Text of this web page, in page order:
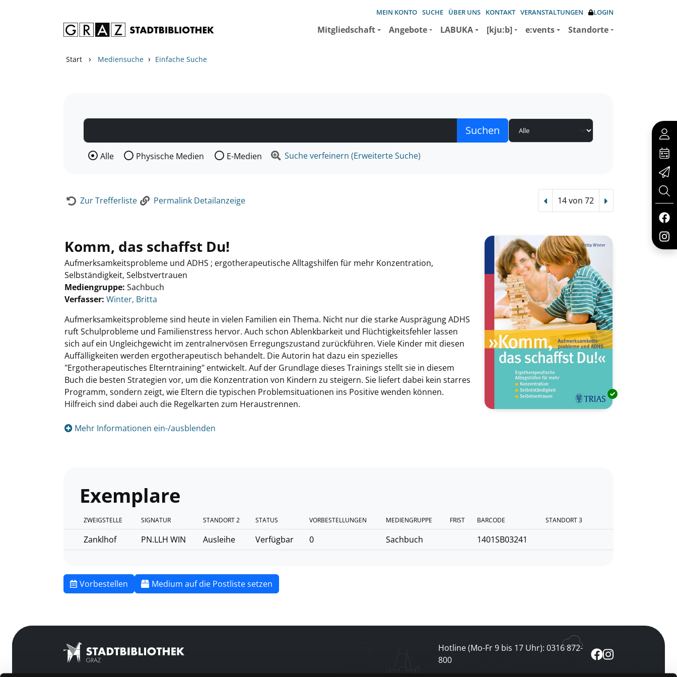
MEIN KONTO SUCHE ÜBER UNS KONTAKT VERANSTALTUNGEN LOGIN
Mitgliedschaft Angebote LABUKA [kju:b] e:vents Standorte
Start › Mediensuche › Einfache Suche
Wählen Sie die Medienart nach der Sie suchen wollen.
Alle Physische Medien E-Medien Suche verfeinern (Erweiterte Suche)
Zur Trefferliste Permalink Detailanzeige Vorheriger Treffer
14 von 72 Nächster Treffer
Komm, das schaffst Du!
Aufmerksamkeitsprobleme und ADHS ; ergotherapeutische Alltagshilfen für mehr Konzentration,
Selbständigkeit, Selbstvertrauen
Mediengruppe: Sachbuch
Verfasser: Suche nach diesem Verfasser
Winter, Britta
Aufmerksamkeitsprobleme sind heute in vielen Familien ein Thema. Nicht nur die starke Ausprägung ADHS
ruft Schulpro­bleme und Familienstress hervor. Auch schon Ablenkbarkeit und Flüchtigkeitsfehler lassen
sich auf ein Ungleichgewicht im zentralnervösen Erregungszustand zurückführen. Viele ­Kinder mit diesen
Auffälligkeiten werden ergotherapeutisch behandelt. Die Autorin hat dazu ein spezielles
"Ergotherapeutisches Elterntraining" entwickelt. Auf der Grundlage dieses Trainings stellt sie in diesem
Buch die besten Strategien vor, um die Konzentration von Kindern zu steigern. Sie liefert dabei kein starres
Programm, sondern zeigt, wie Eltern die typischen Problemsituationen ins Positive wenden können.
Hilfreich sind dabei auch die Regelkarten zum Heraustrennen.
Mehr Informationen ein-/ausblenden
Exemplare
ZWEIGSTELLE SIGNATUR STANDORT 2 STATUS VORBESTELLUNGEN MEDIENGRUPPE FRIST BARCODE STANDORT 3
Zanklhof PN.LLH WIN Ausleihe Verfügbar 0 Sachbuch 1401SB03241
Vorbestellen Medium auf die Postliste setzen
Hotline (Mo-Fr 9 bis 17 Uhr): 0316 872-
800